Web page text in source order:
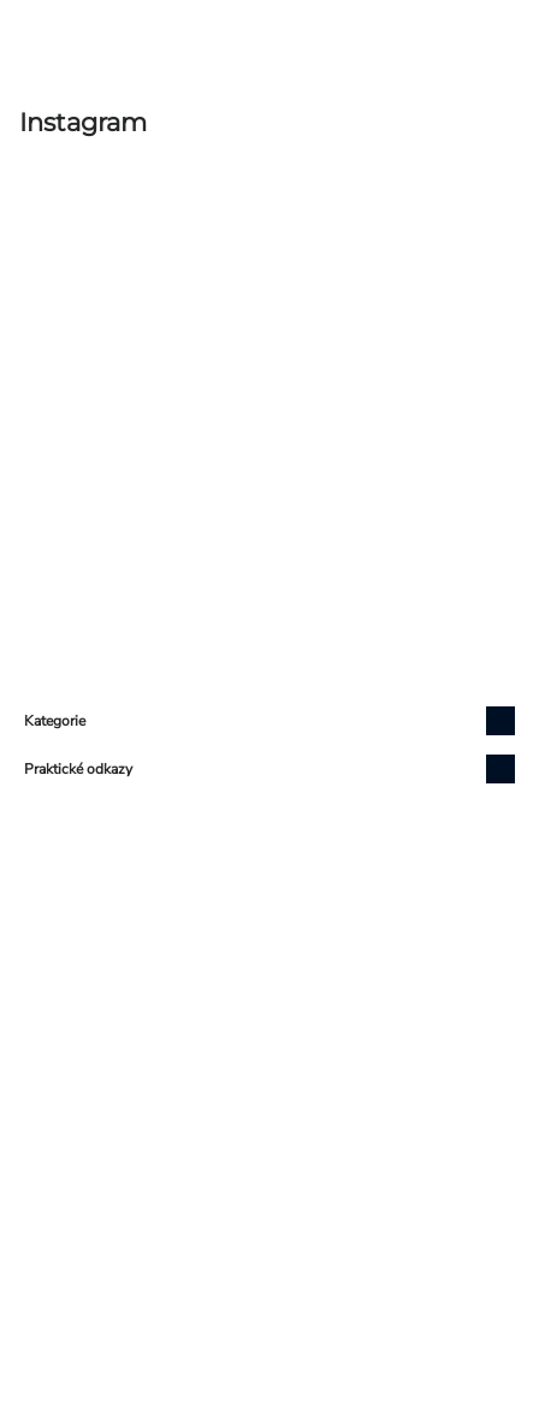
Instagram
Kategorie
Praktické odkazy